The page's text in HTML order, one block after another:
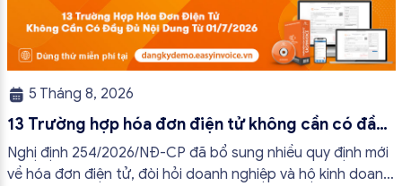
5 Tháng 8, 2026
13 Trường hợp hóa đơn điện tử không cần có đầy
đủ nội dung từ 01/7/2026
Nghị định 254/2026/NĐ-CP đã bổ sung nhiều quy định mới
về hóa đơn điện tử, đòi hỏi doanh nghiệp và hộ kinh doanh